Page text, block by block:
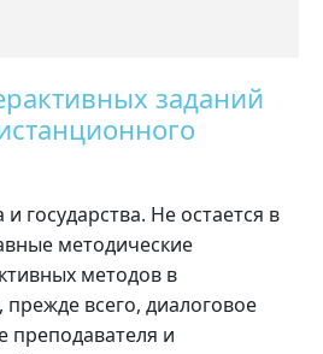
заданий
Не остается в
методические
методов в
всего, диалоговое
преподавателя и